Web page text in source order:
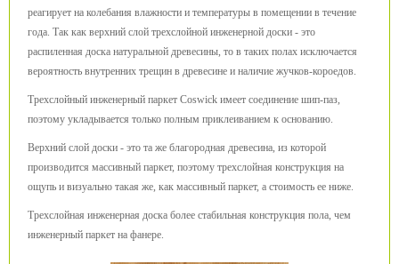
реагирует на колебания влажности и температуры в помещении в течение
года. Так как верхний слой трехслойной инженерной доски - это
распиленная доска натуральной древесины, то в таких полах исключается
вероятность внутренних трещин в древесине и наличие жучков-короедов.
Трехслойный инженерный паркет Coswick имеет соединение шип-паз,
поэтому укладывается только полным приклеиванием к основанию.
Верхний слой доски - это та же благородная древесина, из которой
производится массивный паркет, поэтому трехслойная конструкция на
ощупь и визуально такая же, как массивный паркет, а стоимость ее ниже.
Трехслойная инженерная доска более стабильная конструкция пола, чем
инженерный паркет на фанере.